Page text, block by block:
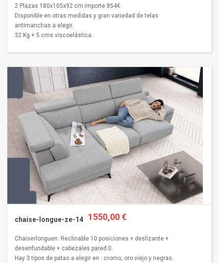
2 Plazas 180x105x92 cm importe 854€.
Disponible en otras medidas y gran variedad de telas
antimanchas a elegir.
32 Kg + 5 cms viscoelástica.
chaise-longue-ze-14 1550,00 €
Chaiserlonguen: Reclinable 10 posiciones + deslizante +
desenfundable + cabezales pared 0.
Hay 3 tipos de patas a elegir en : cromo, oro viejo y negras.